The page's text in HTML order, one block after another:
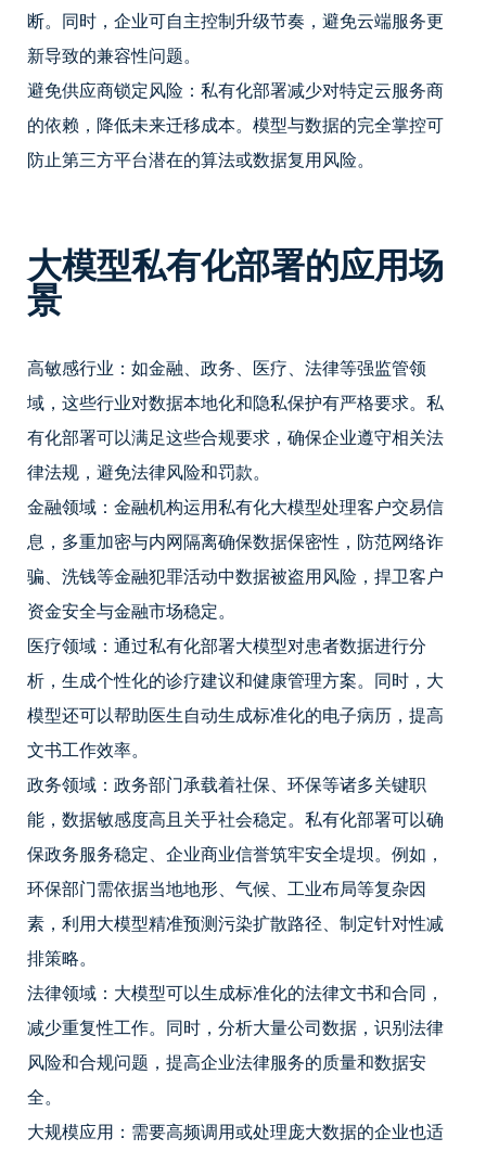
断。同时，企业可自主控制升级节奏，避免云端服务更
新导致的兼容性问题。
避免供应商锁定风险：私有化部署减少对特定云服务商
的依赖，降低未来迁移成本。模型与数据的完全掌控可
防止第三方平台潜在的算法或数据复用风险。
大模型私有化部署的应用场
景
高敏感行业：如金融、政务、医疗、法律等强监管领
域，这些行业对数据本地化和隐私保护有严格要求。私
有化部署可以满足这些合规要求，确保企业遵守相关法
律法规，避免法律风险和罚款。
金融领域：金融机构运用私有化大模型处理客户交易信
息，多重加密与内网隔离确保数据保密性，防范网络诈
骗、洗钱等金融犯罪活动中数据被盗用风险，捍卫客户
资金安全与金融市场稳定。
医疗领域：通过私有化部署大模型对患者数据进行分
析，生成个性化的诊疗建议和健康管理方案。同时，大
模型还可以帮助医生自动生成标准化的电子病历，提高
文书工作效率。
政务领域：政务部门承载着社保、环保等诸多关键职
能，数据敏感度高且关乎社会稳定。私有化部署可以确
保政务服务稳定、企业商业信誉筑牢安全堤坝。例如，
环保部门需依据当地地形、气候、工业布局等复杂因
素，利用大模型精准预测污染扩散路径、制定针对性减
排策略。
法律领域：大模型可以生成标准化的法律文书和合同，
减少重复性工作。同时，分析大量公司数据，识别法律
风险和合规问题，提高企业法律服务的质量和数据安
全。
大规模应用：需要高频调用或处理庞大数据的企业也适